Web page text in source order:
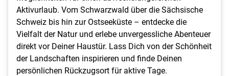
Aktivurlaub. Vom Schwarzwald über die Sächsische
Schweiz bis hin zur Ostseeküste – entdecke die
Vielfalt der Natur und erlebe unvergessliche Abenteuer
direkt vor Deiner Haustür. Lass Dich von der Schönheit
der Landschaften inspirieren und finde Deinen
persönlichen Rückzugsort für aktive Tage.